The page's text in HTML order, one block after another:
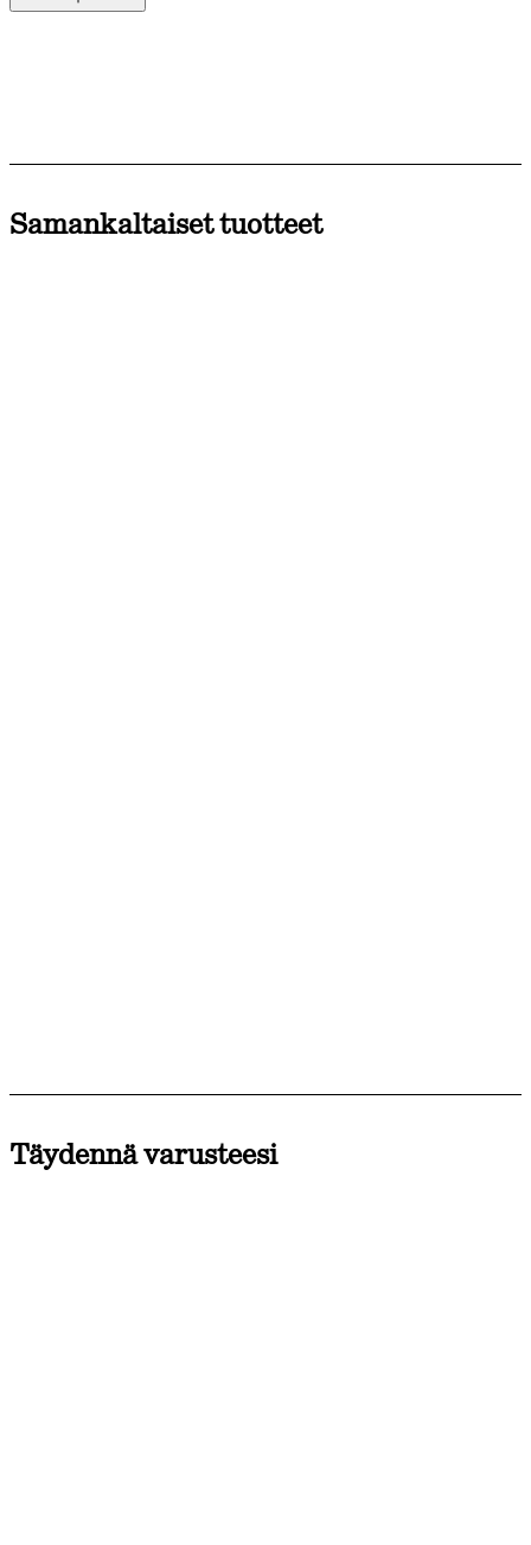
Samankaltaiset tuotteet
Täydennä varusteesi